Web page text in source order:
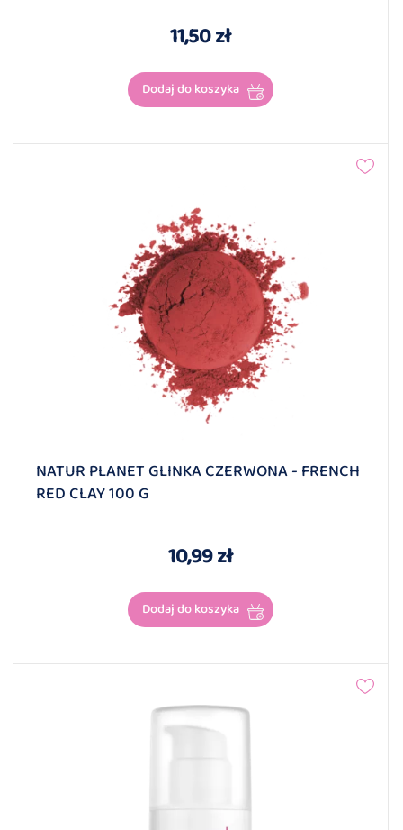
11,50 zł
Dodaj do koszyka
NATUR PLANET GLINKA CZERWONA - FRENCH
RED CLAY 100 G
10,99 zł
Dodaj do koszyka